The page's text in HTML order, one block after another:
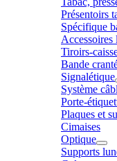
Présentoirs
Spécifique
Accessoires
Tiroirs-
Bande
Signalétique
Système
Porte-
Plaques et
Cimaises
Optique
Supports